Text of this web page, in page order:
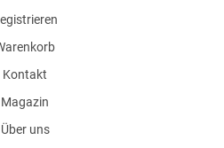
Kontakt
Magazin
Über uns